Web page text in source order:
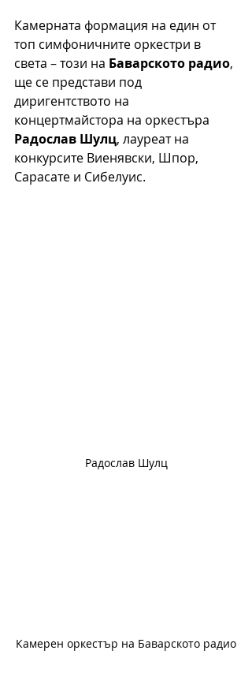
Камерната формация на един от
топ симфоничните оркестри в
света – този на Баварското радио,
ще се представи под
диригентството на
концертмайстора на оркестъра
Радослав Шулц, лауреат на
конкурсите Виенявски, Шпор,
Сарасате и Сибелуис.
Радослав Шулц
Камерен оркестър на Баварското радио